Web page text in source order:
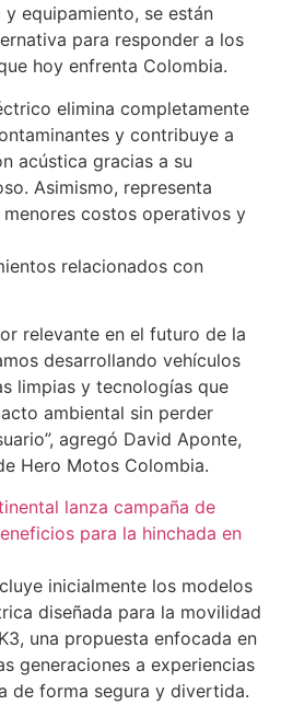
equipamiento, se están
para responder a los
hoy enfrenta Colombia.
elimina completamente
y contribuye a
acústica gracias a su
Asimismo, representa
costos operativos y
relacionados con
relevante en el futuro de la
desarrollando vehículos
limpias y tecnologías que
ambiental sin perder
agregó David Aponte,
Hero Motos Colombia.
lanza campaña de
para la hinchada en
inicialmente los modelos
diseñada para la movilidad
una propuesta enfocada en
generaciones a experiencias
de forma segura y divertida.